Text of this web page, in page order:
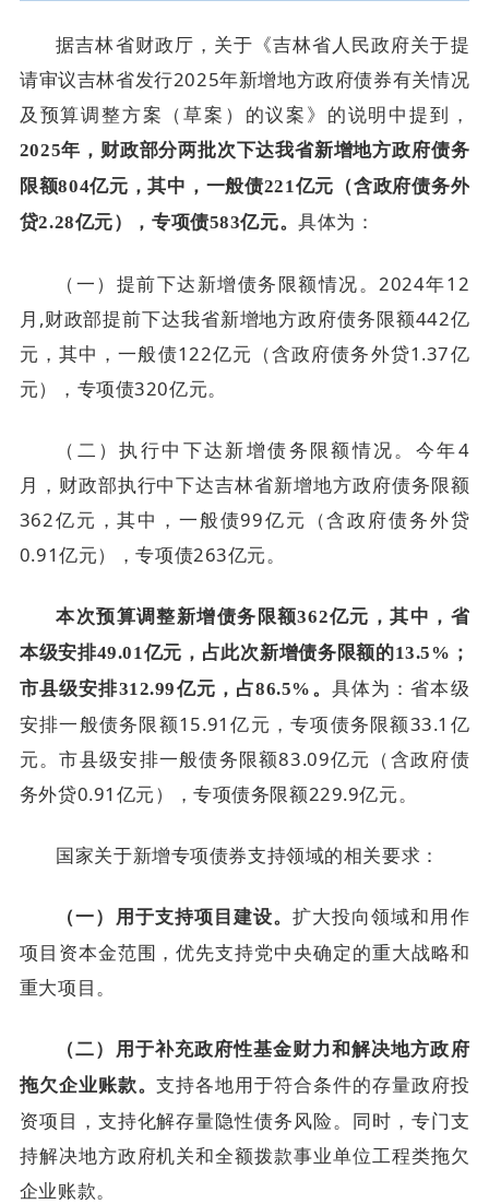
据吉林省财政厅，关于《吉林省人民政府关于提
请审议吉林省发行2025年新增地方政府债券有关情况
及预算调整方案（草案）的议案》的说明中提到，
2025年，财政部分两批次下达我省新增地方政府债务
限额804亿元，其中，一般债221亿元（含政府债务外
贷2.28亿元），专项债583亿元。具体为：
（一）提前下达新增债务限额情况。2024年12
月,财政部提前下达我省新增地方政府债务限额442亿
元，其中，一般债122亿元（含政府债务外贷1.37亿
元），专项债320亿元。
（二）执行中下达新增债务限额情况。今年4
月，财政部执行中下达吉林省新增地方政府债务限额
362亿元，其中，一般债99亿元（含政府债务外贷
0.91亿元），专项债263亿元。
本次预算调整新增债务限额362亿元，其中，省
本级安排49.01亿元，占此次新增债务限额的13.5%；
市县级安排312.99亿元，占86.5%。 具体为：省本级
安排一般债务限额15.91亿元，专项债务限额33.1亿
元。市县级安排一般债务限额83.09亿元（含政府债
务外贷0.91亿元），专项债务限额229.9亿元。
国家关于新增专项债券支持领域的相关要求：
（一）用于支持项目建设。扩大投向领域和用作
项目资本金范围，优先支持党中央确定的重大战略和
重大项目。
（二）用于补充政府性基金财力和解决地方政府
拖欠企业账款。支持各地用于符合条件的存量政府投
资项目，支持化解存量隐性债务风险。同时，专门支
持解决地方政府机关和全额拨款事业单位工程类拖欠
企业账款。